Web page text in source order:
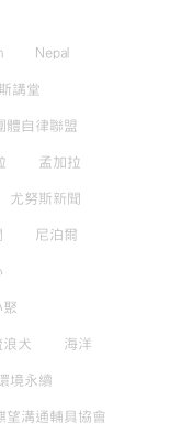
Nepal
講堂
體自律聯盟
孟加拉
尤努斯新聞
尼泊爾
聚
浪犬 海洋
境永續
望溝通輔具協會